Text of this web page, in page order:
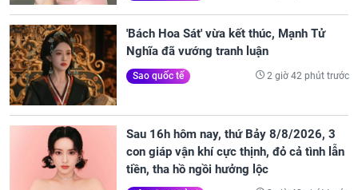
'Bách Hoa Sát' vừa kết thúc, Mạnh Tử
Nghĩa đã vướng tranh luận
Sao quốc tế 2 giờ 42 phút trước
Sau 16h hôm nay, thứ Bảy 8/8/2026, 3
con giáp vận khí cực thịnh, đỏ cả tình lẫn
tiền, tha hồ ngồi hưởng lộc